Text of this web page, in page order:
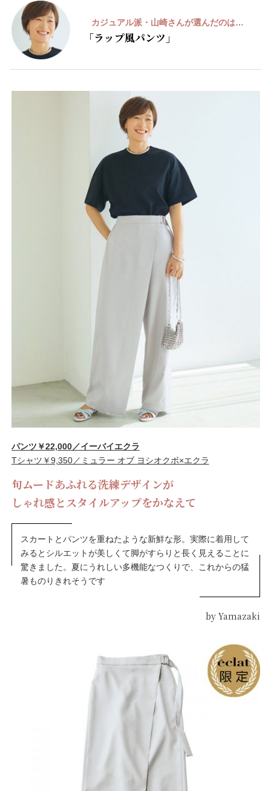
カジュアル派・山崎さんが選んだのは…
「ラップ風パンツ」
パンツ￥22,000／イーバイエクラ
Tシャツ￥9,350／ミュラー オブ ヨシオクボ×エクラ
旬ムードあふれる洗練デザインが
しゃれ感とスタイルアップをかなえて
スカートとパンツを重ねたような新鮮な形。実際に着用して
みるとシルエットが美しくて脚がすらりと長く見えることに
驚きました。夏にうれしい多機能なつくりで、これからの猛
暑ものりきれそうです
by Yamazaki